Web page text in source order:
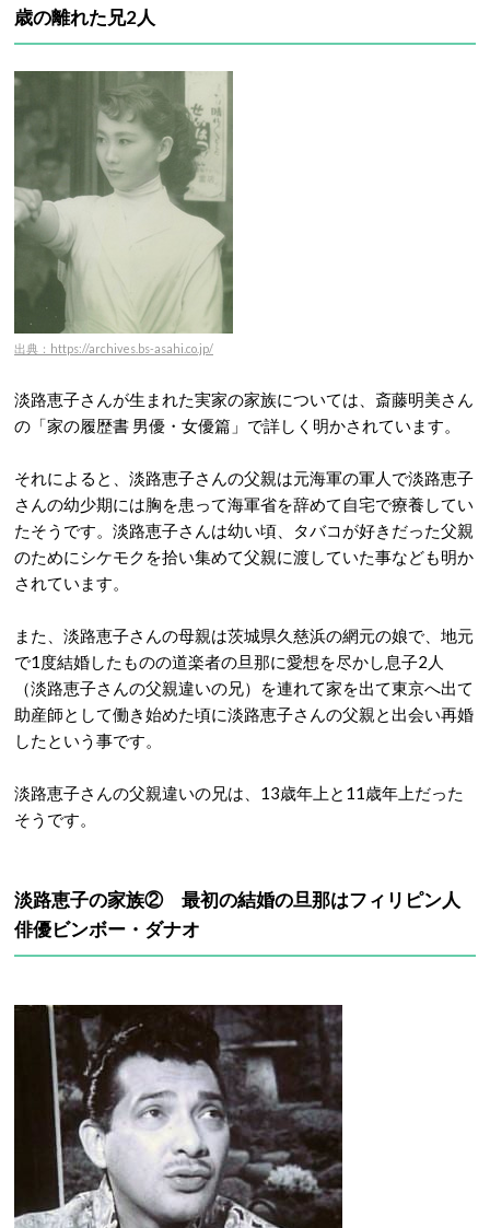
歳の離れた兄2人
出典：https://archives.bs-asahi.co.jp/
淡路恵子さんが生まれた実家の家族については、斎藤明美さん
の「家の履歴書 男優・女優篇」で詳しく明かされています。
それによると、淡路恵子さんの父親は元海軍の軍人で淡路恵子
さんの幼少期には胸を患って海軍省を辞めて自宅で療養してい
たそうです。淡路恵子さんは幼い頃、タバコが好きだった父親
のためにシケモクを拾い集めて父親に渡していた事なども明か
されています。
また、淡路恵子さんの母親は茨城県久慈浜の網元の娘で、地元
で1度結婚したものの道楽者の旦那に愛想を尽かし息子2人
（淡路恵子さんの父親違いの兄）を連れて家を出て東京へ出て
助産師として働き始めた頃に淡路恵子さんの父親と出会い再婚
したという事です。
淡路恵子さんの父親違いの兄は、13歳年上と11歳年上だった
そうです。
淡路恵子の家族② 最初の結婚の旦那はフィリピン人
俳優ビンボー・ダナオ